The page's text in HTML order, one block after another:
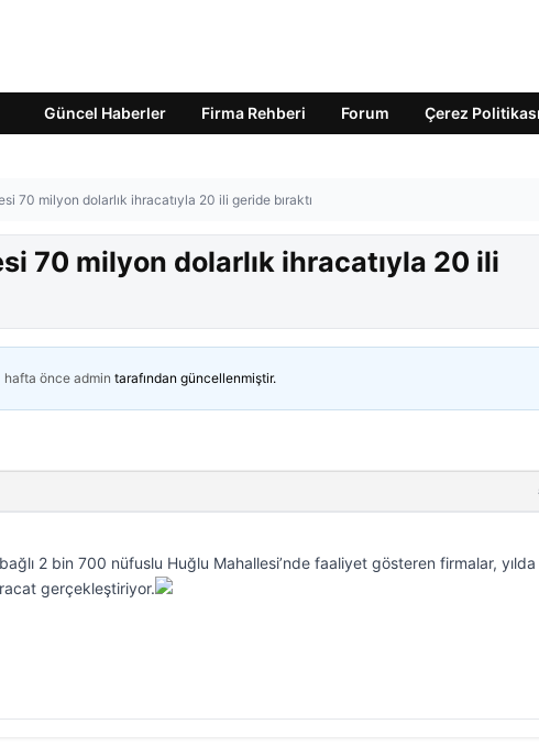
Güncel Haberler Firma Rehberi Forum Çerez Politikası
70 milyon dolarlık ihracatıyla 20 ili geride bıraktı
70 milyon dolarlık ihracatıyla 20 ili
hafta önce admin tarafından güncellenmiştir.
2 bin 700 nüfuslu Huğlu Mahallesi’nde faaliyet gösteren firmalar, yılda
gerçekleştiriyor.